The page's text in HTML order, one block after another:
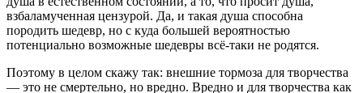
взбаламученная цензурой. Да, и такая душа способна
породить шедевр, но с куда большей вероятностью
потенциально возможные шедевры всё-таки не родятся.
Поэтому в целом скажу так: внешние тормоза для творчества
— это не смертельно, но вредно. Вредно и для творчества как